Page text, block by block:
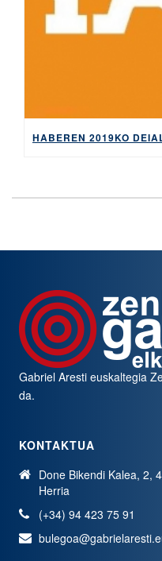
Gabriel Aresti euskaltegia
da.
KONTAKTUA
Done Bikendi Kalea, 2,
Herria
(+34) 94 423 75 91